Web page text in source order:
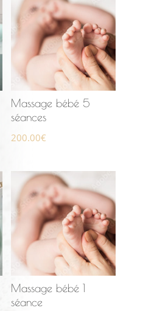
Massage bébé 5
séances
200.00€
Massage bébé 1
séance